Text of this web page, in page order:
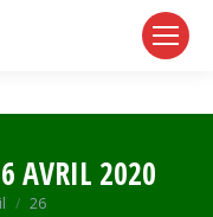
AVRIL 2020
26